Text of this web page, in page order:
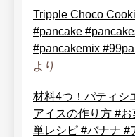
Tripple Choco
#pancake
#pancakemix
より
材料4つ！パティシ
アイスの作り方 #
単レシピ #バナナ #